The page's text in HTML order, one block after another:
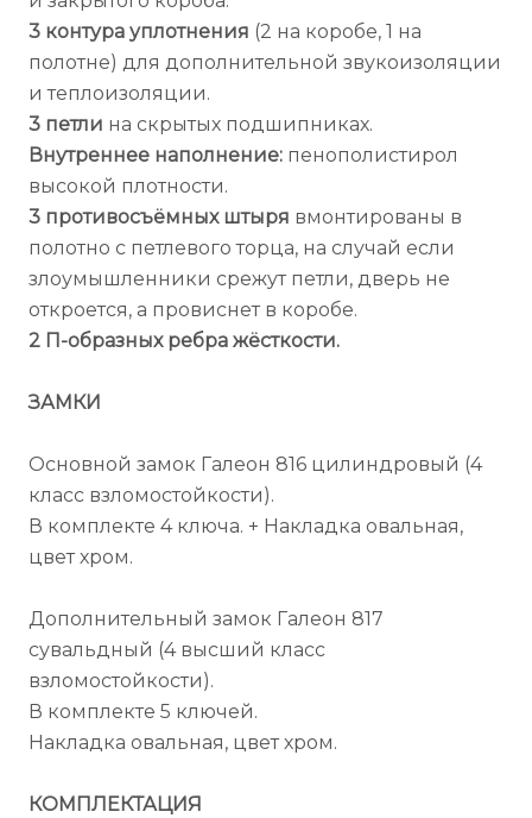
3 контура уплотнения (2 на коробе, 1 на
полотне) для дополнительной звукоизоляции
и теплоизоляции.
3 петли на скрытых подшипниках.
Внутреннее наполнение: пенополистирол
высокой плотности.
3 противосъёмных штыря вмонтированы в
полотно с петлевого торца, на случай если
злоумышленники срежут петли, дверь не
откроется, а провиснет в коробе.
2 П-образных ребра жёсткости.
ЗАМКИ
Основной замок Галеон 816 цилиндровый (4
класс взломостойкости).
В комплекте 4 ключа. + Накладка овальная,
цвет хром.
Дополнительный замок Галеон 817
сувальдный (4 высший класс
взломостойкости).
В комплекте 5 ключей.
Накладка овальная, цвет хром.
КОМПЛЕКТАЦИЯ